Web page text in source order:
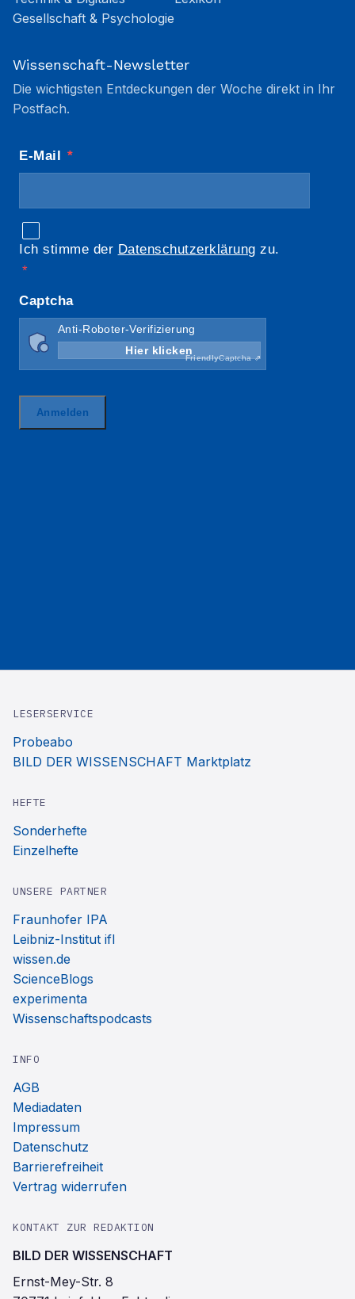
Gesellschaft & Psychologie
Wissenschaft-Newsletter
Die wichtigsten Entdeckungen der Woche direkt in Ihr
Postfach.
LESERSERVICE
Probeabo
BILD DER WISSENSCHAFT Marktplatz
HEFTE
Sonderhefte
Einzelhefte
UNSERE PARTNER
Fraunhofer IPA
Leibniz-Institut ifl
wissen.de
ScienceBlogs
experimenta
Wissenschaftspodcasts
INFO
AGB
Mediadaten
Impressum
Datenschutz
Barrierefreiheit
Vertrag widerrufen
KONTAKT ZUR REDAKTION
BILD DER WISSENSCHAFT
Ernst-Mey-Str. 8